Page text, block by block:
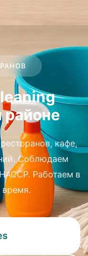
районе
кафе,
Соблюдаем
Работаем в
время.